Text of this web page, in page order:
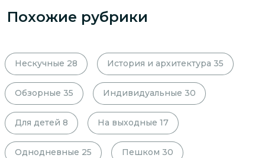
Похожие рубрики
Нескучные 28 История и архитектура 35
Обзорные 35 Индивидуальные 30
Для детей 8 На выходные 17
Однодневные 25 Пешком 30